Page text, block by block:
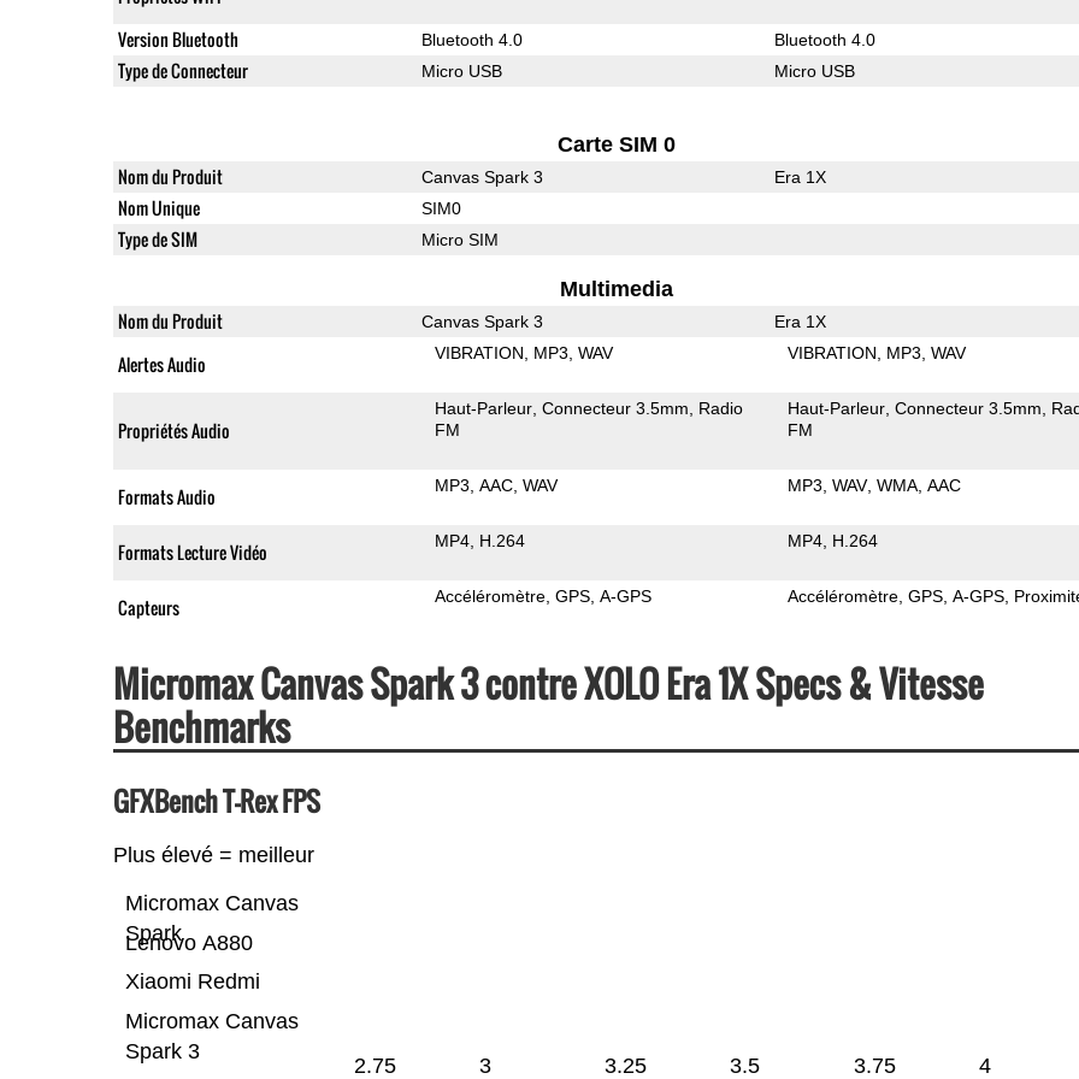
Version Bluetooth
Bluetooth 4.0 Bluetooth 4.0
Type de Connecteur Micro USB Micro USB
Carte SIM 0
Nom du Produit Canvas Spark 3 Era 1X
Nom Unique SIM0
Type de SIM Micro SIM
Multimedia
Nom du Produit Canvas Spark 3 Era 1X
Alertes Audio VIBRATION MP3 WAV VIBRATION MP3 WAV
Propriétés Audio
Haut-Parleur Connecteur 3.5mm
Radio
FM
Haut-Parleur Connecteur 3.5mm
FM
Formats Audio MP3 AAC WAV MP3 WAV WMA AAC
Formats Lecture Vidéo MP4 H.264 MP4 H.264
Capteurs Accéléromètre GPS A-GPS Accéléromètre GPS A-GPS
Micromax Canvas Spark 3 contre XOLO Era 1X Specs & Vitesse
Benchmarks
GFXBench T-Rex FPS
Plus élevé = meilleur
Micromax Canvas
Spark 3
Xiaomi Redmi
Lenovo A880
Micromax Canvas
Spark
2.75 3 3.25 3.5 3.75 4